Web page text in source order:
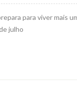
para viver mais
julho